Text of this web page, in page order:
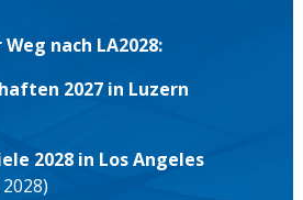
nach LA2028:
2027 in Luzern
2028 in Los Angeles